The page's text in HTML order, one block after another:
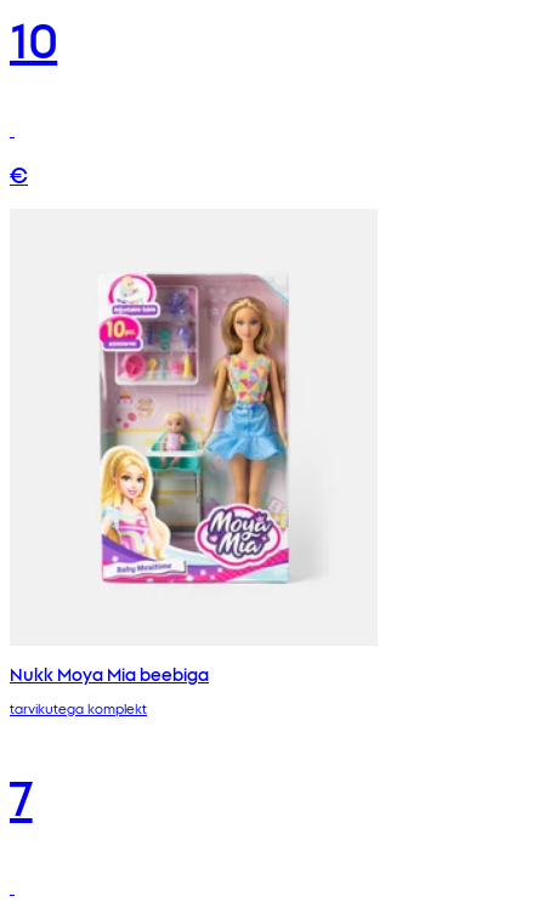
10
€
Nukk Moya Mia beebiga
tarvikutega komplekt
7